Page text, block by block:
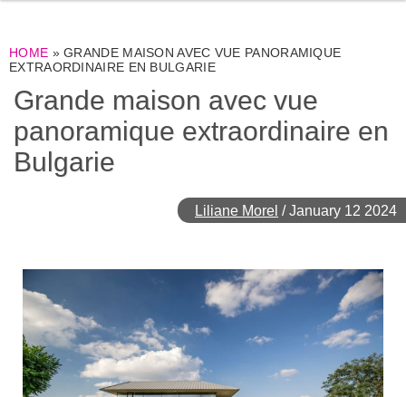
HOME »GRANDE MAISON AVEC VUE PANORAMIQUE
EXTRAORDINAIRE EN BULGARIE
Grande maison avec vue
panoramique extraordinaire en
Bulgarie
Liliane Morel /January 12 2024